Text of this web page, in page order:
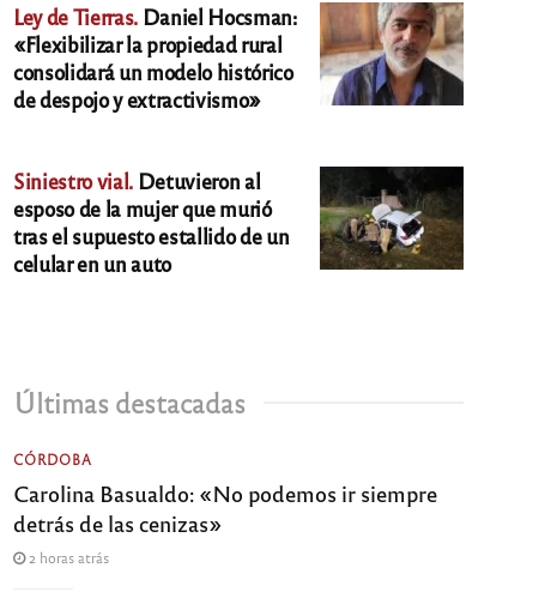
Ley de Tierras. Daniel Hocsman:
«Flexibilizar la propiedad rural
consolidará un modelo histórico
de despojo y extractivismo»
Siniestro vial. Detuvieron al
esposo de la mujer que murió
tras el supuesto estallido de un
celular en un auto
Últimas destacadas
CÓRDOBA
Carolina Basualdo: «No podemos ir siempre
detrás de las cenizas»
2 horas atrás